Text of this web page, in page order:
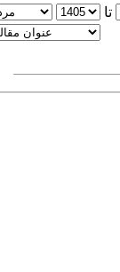
تا